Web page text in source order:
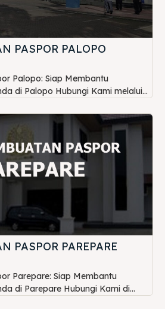
PASPOR PALOPO
Palopo: Siap Membantu
di Palopo Hubungi Kami melalui...
PASPOR PAREPARE
Parepare: Siap Membantu
di Parepare Hubungi Kami di...